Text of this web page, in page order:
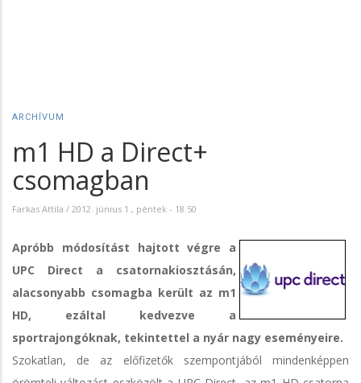
ARCHÍVUM
m1 HD a Direct+
csomagban
Farkas Attila / 2012. június 1., péntek - 18:50
Apróbb módosítást hajtott végre a
UPC Direct a csatornakiosztásán,
alacsonyabb csomagba került az m1
HD, ezáltal kedvezve a
sportrajongóknak, tekintettel a nyár nagy eseményeire.
Szokatlan, de az előfizetők szempontjából mindenképpen